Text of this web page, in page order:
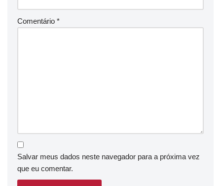
Comentário *
Salvar meus dados neste navegador para a próxima vez
que eu comentar.